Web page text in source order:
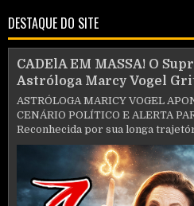
DESTAQUE DO SITE
CADElA EM MASSA! O
Astróloga Marcy Vogel
ASTRÓLOGA MARICY VOGEL
CENÁRIO POLÍTICO E ALERTA
Reconhecida por sua longa